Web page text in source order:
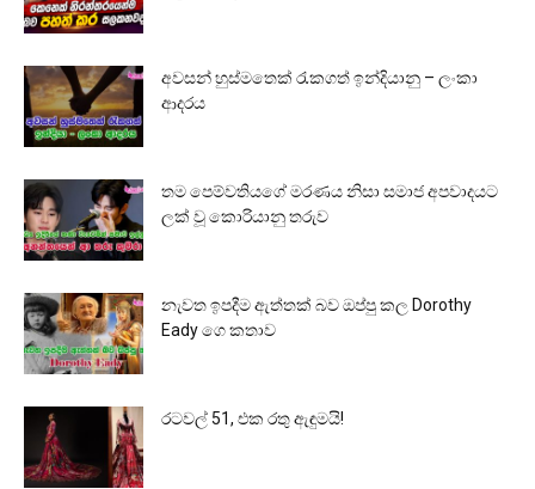
අවසන් හුස්මතෙක් රැකගත් ඉන්දියානු – ලංකා
ආදරය
තම පෙම්වතියගේ මරණය නිසා සමාජ අපවාදයට
ලක් වූ කොරියානු තරුව
නැවත ඉපදීම ඇත්තක් බව ඔප්පු කල Dorothy
Eady ගෙ කතාව
රටවල් 51, එක රතු ඇඳුමයි!